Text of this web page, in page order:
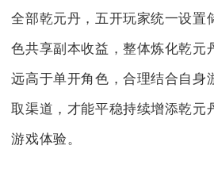
全部乾元丹，五开玩家统一设置
色共享副本收益，整体炼化乾元
远高于单开角色，合理结合自身
取渠道，才能平稳持续增添乾元
游戏体验。